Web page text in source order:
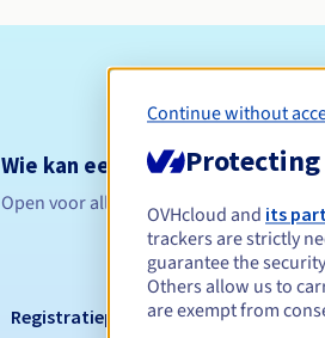
Wie kan een .art.sn registreren?
Open voor alle natuurlijke of
Registratieperiode
Continue without
OVHcloud and its
trackers are strictly
guarantee the
Others allow us to
are exempt from